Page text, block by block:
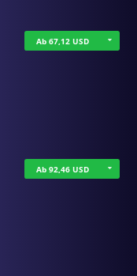
Ab 67,12 USD
Ab 92,46 USD